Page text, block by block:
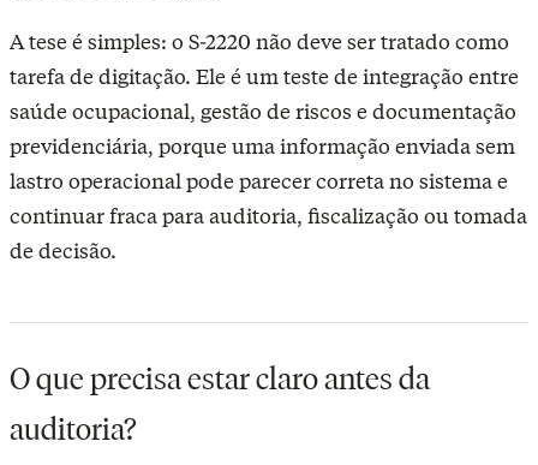
A tese é simples: o S-2220 não deve ser tratado como
tarefa de digitação. Ele é um teste de integração entre
saúde ocupacional, gestão de riscos e documentação
previdenciária, porque uma informação enviada sem
lastro operacional pode parecer correta no sistema e
continuar fraca para auditoria, fiscalização ou tomada
de decisão.
O que precisa estar claro antes da
auditoria?